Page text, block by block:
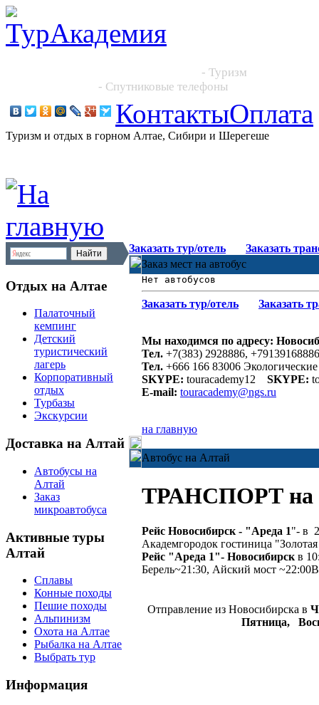
- Туризм
- Спутниковые телефоны
КонтактыОплата
Туризм и отдых в горном Алтае, Сибири и Шерегеше
Отдых на Алтае
Палаточный
кемпинг
Детский
туристический
лагерь
Корпоративный
отдых
Турбазы
Экскурсии
Доставка на Алтай
Автобусы на
Алтай
Заказ
микроавтобуса
Активные туры
Алтай
Сплавы
Конные походы
Пешие походы
Альпинизм
Охота на Алтае
Рыбалка на Алтае
Выбрать тур
Информация
Заказать тур/отель
Заказать
Заказ мест на автобус
Нет автобусов
Заказать тур/отель Заказать
Мы находимся по адресу:
Тел. +7(383) 2928886,
Тел. +666 166 83006
SKYPE: touracademy12 SKYPE:
E-mail: touracademy@ngs.ru
на главную
Автобус на Алтай
ТРАНСПОРТ на
Рейс Новосибирск - "Ареда 1"- в
Академгородок гостиница
Рейс "Ареда 1"- Новосибирск в
Берель~21:30, Айский мост
Отправление из Новосибирска в
Пятница,